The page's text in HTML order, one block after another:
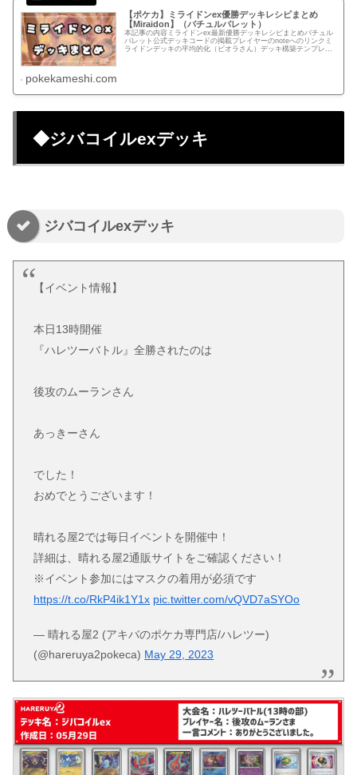
【ポケカ】ミライドンex優勝デッキレシピまとめ
【Miraidon】（バチュルバレット）
本記事の内容ミライドンex最新優勝デッキレシピまとめバチュル
バレット公式デッキコードの掲載プレイヤーのnoteへのリンクミ
ライドンデッキの平均的化（ビオラさん）デッキ構築テンプレー
pokekameshi.com
◆ジバコイルexデッキ
ジバコイルexデッキ
【イベント情報】
本日13時開催
『ハレツーバトル』全勝されたのは
後攻のムーランさん
あっきーさん
でした！
おめでとうございます！
晴れる屋2では毎日イベントを開催中！
詳細は、晴れる屋2通販サイトをご確認ください！
※イベント参加にはマスクの着用が必須です
https://t.co/RkP4ik1Y1x pic.twitter.com/vQVD7aSYOo
— 晴れる屋2 (アキバのポケカ専門店/ハレツー)
(@hareruya2pokeca) May 29, 2023